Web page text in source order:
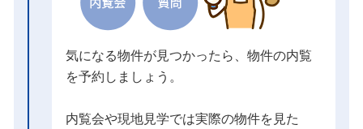
気になる物件が見つかったら、物件の内覧
を予約しましょう。
内覧会や現地見学では実際の物件を見た